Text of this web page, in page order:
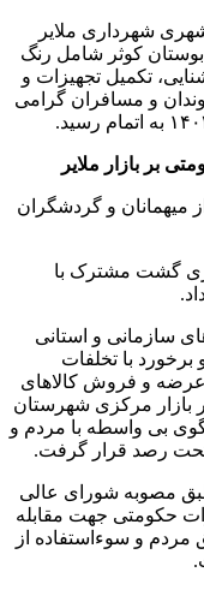
شهرداری ملایر
کوثر شامل رنگ
تکمیل تجهیزات و
و مسافران گرامی
بر بازار ملایر
گشت مشترک با
سازمانی و استانی
با تخلفات
عرضه و فروش کالاهای
بازار مرکزی شهرستان
بی واسطه با مردم و
تحت رصد قرار گرفت.
مصوبه شورای عالی
حکومتی جهت مقابله
و سوءاستفاده از